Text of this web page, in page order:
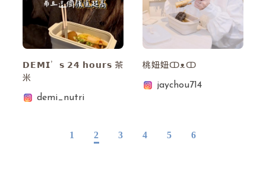
𝗗𝗘𝗠𝗜’𝘀 𝟮𝟰 𝗵𝗼𝘂𝗿𝘀 茶
米
demi_nutri
桃妞妞ↀᴥↀ
jaychou714
1 2 3 4 5 6